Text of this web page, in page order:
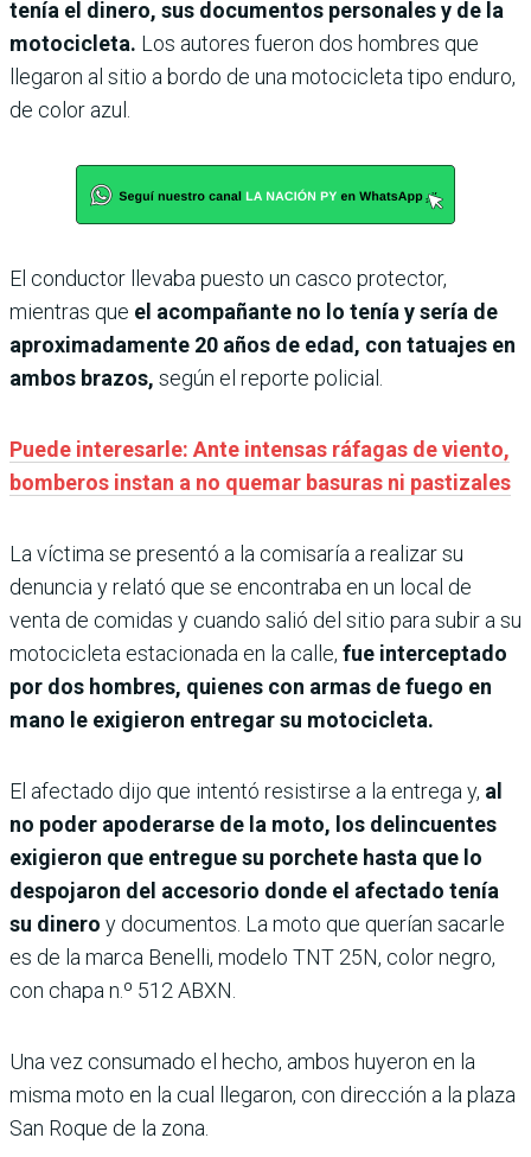
tenía el dinero, sus documentos personales y de la
motocicleta. Los autores fueron dos hombres que
llegaron al sitio a bordo de una motocicleta tipo enduro,
de color azul.
El conductor llevaba puesto un casco protector,
mientras que el acompañante no lo tenía y sería de
aproximadamente 20 años de edad, con tatuajes en
ambos brazos, según el reporte policial.
Puede interesarle: Ante intensas ráfagas de viento,
bomberos instan a no quemar basuras ni pastizales
La víctima se presentó a la comisaría a realizar su
denuncia y relató que se encontraba en un local de
venta de comidas y cuando salió del sitio para subir a su
motocicleta estacionada en la calle, fue interceptado
por dos hombres, quienes con armas de fuego en
mano le exigieron entregar su motocicleta.
El afectado dijo que intentó resistirse a la entrega y, al
no poder apoderarse de la moto, los delincuentes
exigieron que entregue su porchete hasta que lo
despojaron del accesorio donde el afectado tenía
su dinero y documentos. La moto que querían sacarle
es de la marca Benelli, modelo TNT 25N, color negro,
con chapa n.º 512 ABXN.
Una vez consumado el hecho, ambos huyeron en la
misma moto en la cual llegaron, con dirección a la plaza
San Roque de la zona.